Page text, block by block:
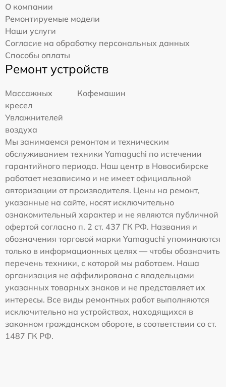
О компании
Ремонтируемые модели
Наши услуги
Согласие на обработку персональных данных
Способы оплаты
Ремонт устройств
Массажных
кресел
Кофемашин
Увлажнителей
воздуха
Мы занимаемся ремонтом и техническим
обслуживанием техники Yamaguchi по истечении
гарантийного периода. Наш центр в Новосибирске
работает независимо и не имеет официальной
авторизации от производителя. Цены на ремонт,
указанные на сайте, носят исключительно
ознакомительный характер и не являются публичной
офертой согласно п. 2 ст. 437 ГК РФ. Названия и
обозначения торговой марки Yamaguchi упоминаются
только в информационных целях — чтобы обозначить
перечень техники, с которой мы работаем. Наша
организация не аффилирована с владельцами
указанных товарных знаков и не представляет их
интересы. Все виды ремонтных работ выполняются
исключительно на устройствах, находящихся в
законном гражданском обороте, в соответствии со ст.
1487 ГК РФ.